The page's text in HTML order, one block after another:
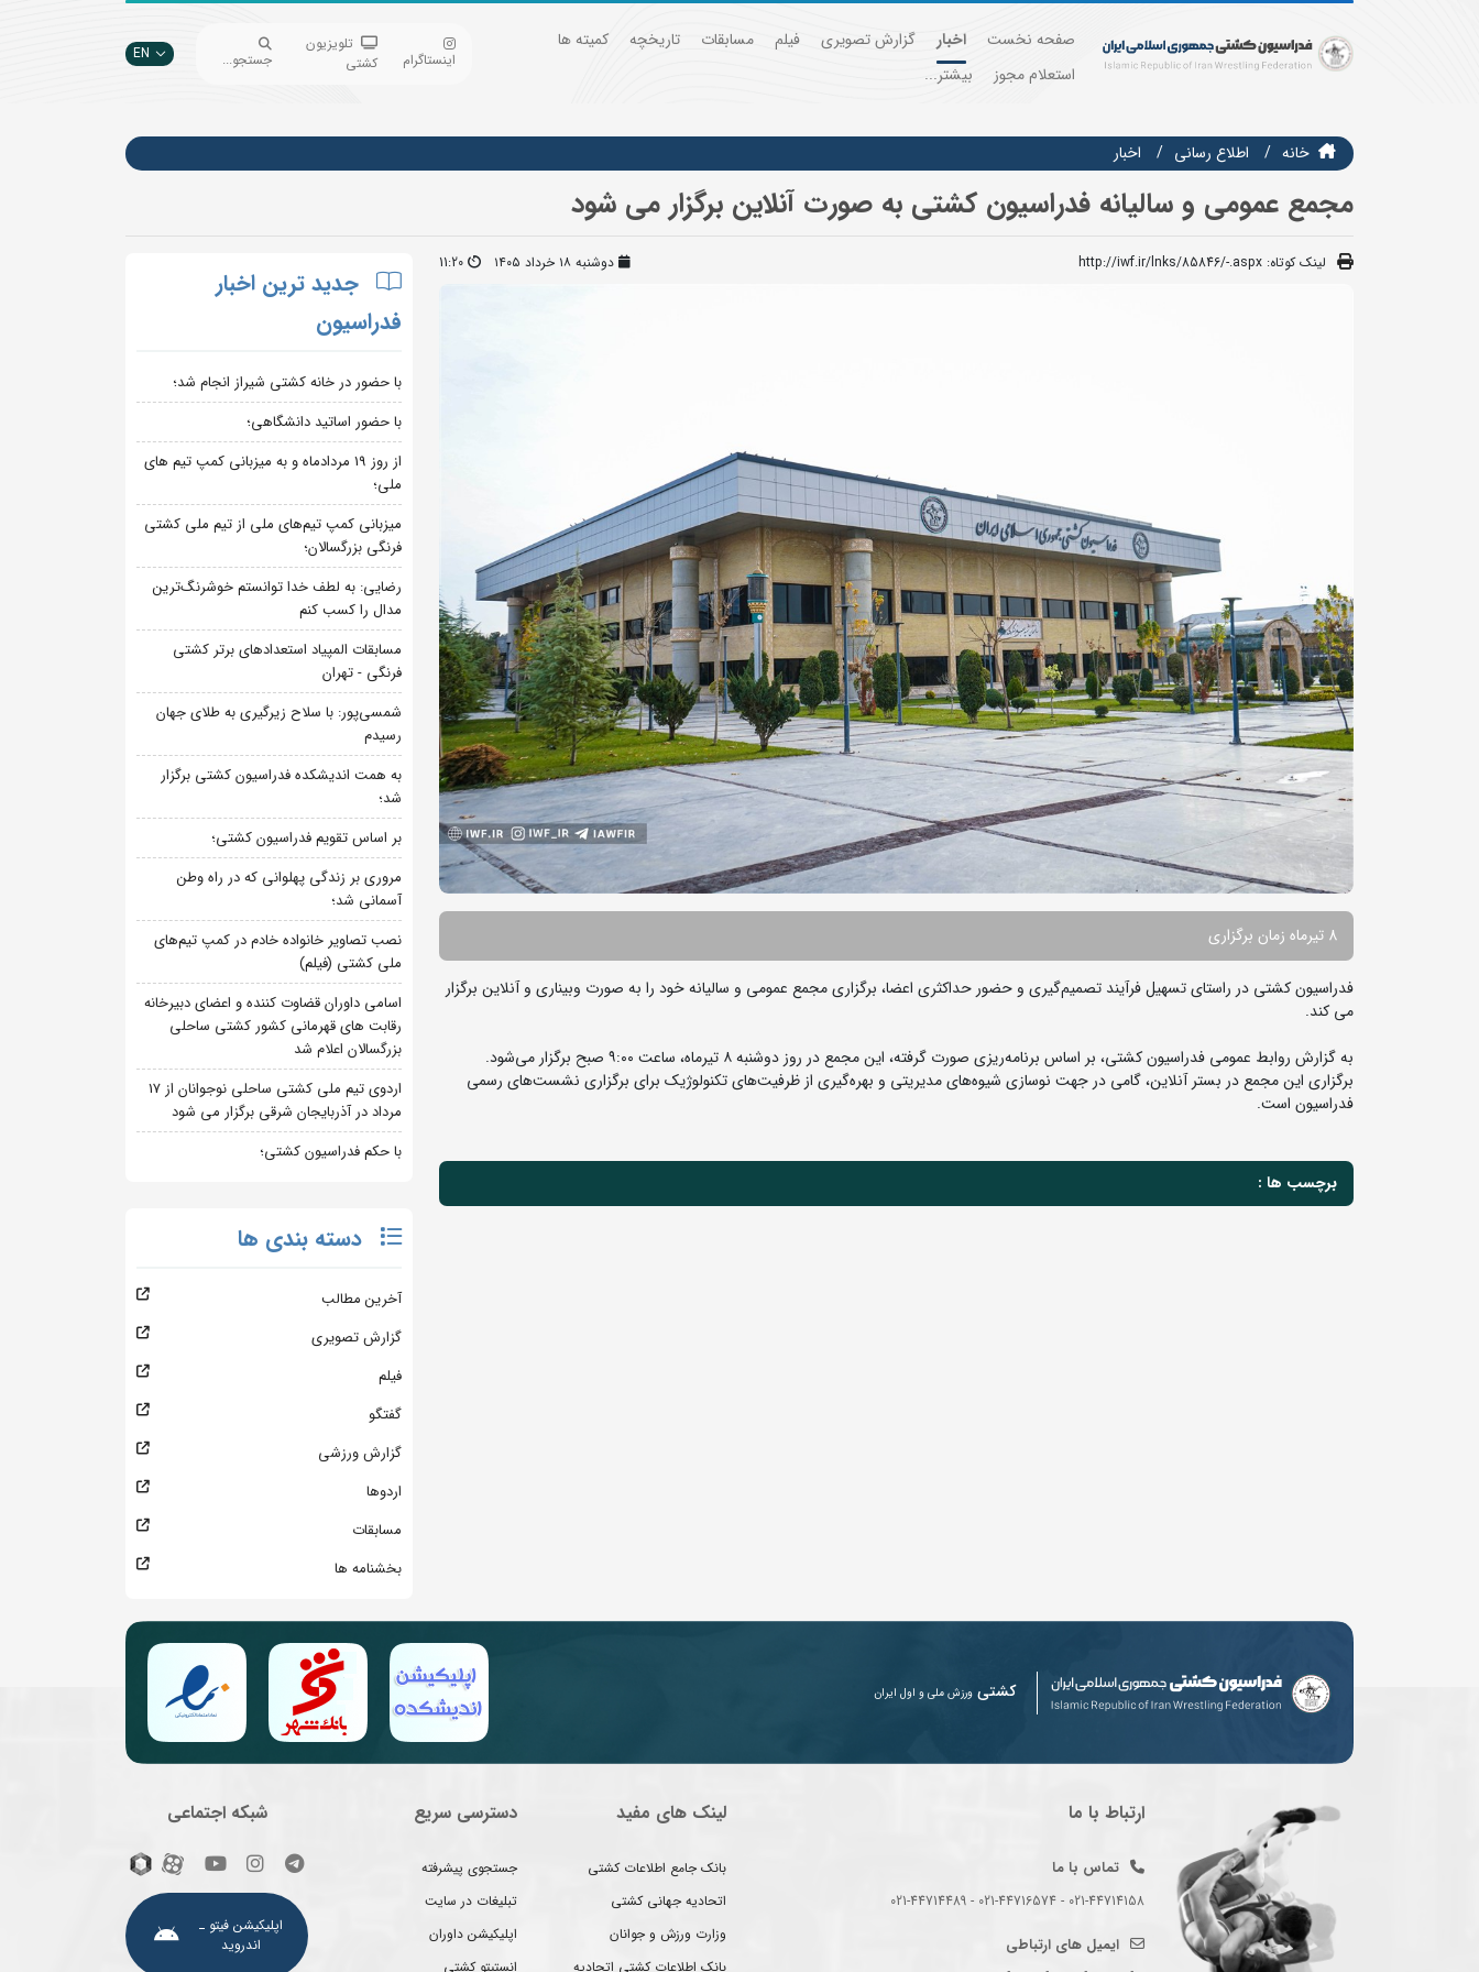
صفحه نخست اخبار گزارش تصویری فیلم مسابقات تاریخچه
کمیته ها
استعلام مجوز
بیشتر...
اینستاگرام
تلویزیون
کشتی
جستجو... EN
خانه اطلاع رسانی اخبار
مجمع عمومی و سالیانه فدراسیون کشتی به صورت آنلاین برگزار می شود
لینک کوتاه: http://iwf.ir/lnks/85846/-.aspx دوشنبه ۱۸ خرداد ۱۴۰۵ 11:20
8 تیرماه زمان برگزاری
فدراسیون کشتی در راستای تسهیل فرآیند تصمیم‌گیری و حضور حداکثری اعضا، برگزاری مجمع عمومی و سالیانه خود را به صورت وبیناری و آنلاین برگزار
می کند.
به گزارش روابط عمومی فدراسیون کشتی، بر اساس برنامه‌ریزی صورت گرفته، این مجمع در روز دوشنبه ۸ تیرماه، ساعت ۹:۰۰ صبح برگزار می‌شود.
برگزاری این مجمع در بستر آنلاین، گامی در جهت نوسازی شیوه‌های مدیریتی و بهره‌گیری از ظرفیت‌های تکنولوژیک برای برگزاری نشست‌های رسمی
فدراسیون است.
برچسب ها :
جدید ترین اخبار
فدراسیون
با حضور در خانه کشتی شیراز انجام شد؛
با حضور اساتید دانشگاهی؛
از روز 19 مردادماه و به میزبانی کمپ تیم های
ملی؛
میزبانی کمپ تیم‌های ملی از تیم ملی کشتی
فرنگی بزرگسالان؛
رضایی: به لطف خدا توانستم خوشرنگ‌ترین
مدال را کسب کنم
مسابقات المپیاد استعدادهای برتر کشتی
فرنگی - تهران
شمسی‌پور: با سلاح زیرگیری به طلای جهان
رسیدم
به همت اندیشکده فدراسیون کشتی برگزار
شد؛
بر اساس تقویم فدراسیون کشتی؛
مروری بر زندگی پهلوانی که در راه وطن
آسمانی شد؛
نصب تصاویر خانواده خادم در کمپ تیم‌های
ملی کشتی (فیلم)
اسامی داوران قضاوت کننده و اعضای دبیرخانه
رقابت های قهرمانی کشور کشتی ساحلی
بزرگسالان اعلام شد
اردوی تیم ملی کشتی ساحلی نوجوانان از 17
مرداد در آذربایجان شرقی برگزار می شود
با حکم فدراسیون کشتی؛
دسته بندی ها
آخرین مطالب
گزارش تصویری
فیلم
گفتگو
گزارش ورزشی
اردوها
مسابقات
بخشنامه ها
کشتی ورزش ملی و اول ایران
ارتباط با ما
تماس با ما
021-44714158 - 021-44716574 - 021-44714489
ایمیل های ارتباطی
لینک های مفید
بانک جامع اطلاعات کشتی
اتحادیه جهانی کشتی
وزارت ورزش و جوانان
بانک اطلاعات کشتی اتحادیه
دسترسی سریع
جستجوی پیشرفته
تبلیغات در سایت
اپلیکیشن داوران
انستیتو کشتی
شبکه اجتماعی
اپلیکیشن فیتو ـ
اندروید